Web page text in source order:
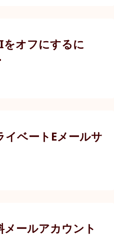
オフにするに
ベートEメールサ
ールアカウント